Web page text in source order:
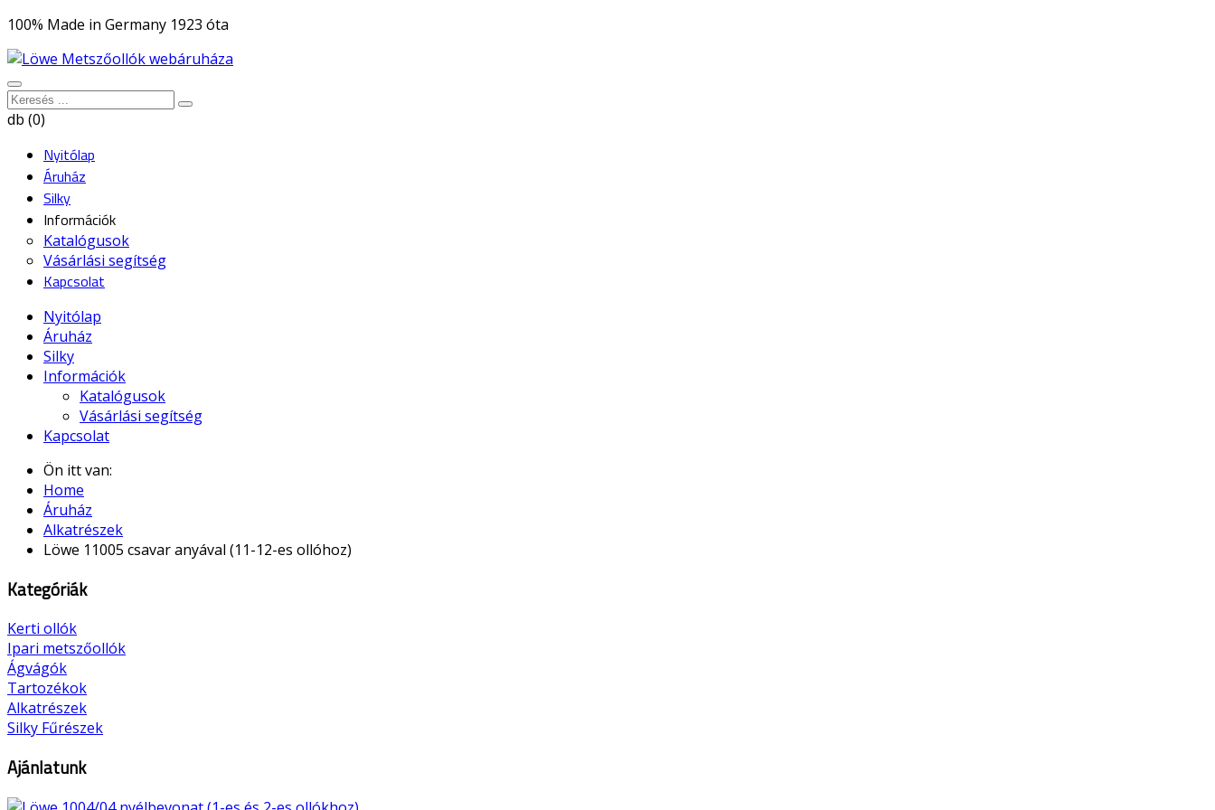
100% Made in Germany 1923 óta
db (0)
Nyitólap
Áruház
Silky
Információk
Katalógusok
Vásárlási segítség
Kapcsolat
Nyitólap
Áruház
Silky
Információk
Katalógusok
Vásárlási segítség
Kapcsolat
Ön itt van:
Home
Áruház
Alkatrészek
Löwe 11005 csavar anyával (11-12-es ollóhoz)
Kategóriák
Kerti ollók
Ipari metszőollók
Ágvágók
Tartozékok
Alkatrészek
Silky Fűrészek
Ajánlatunk